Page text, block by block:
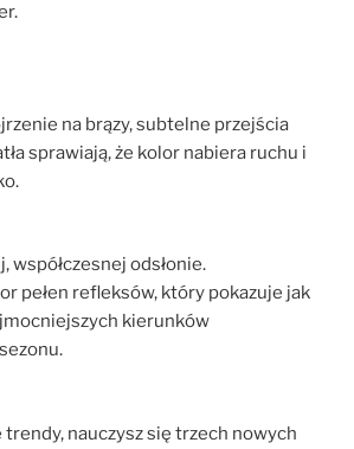
na brązy, subtelne przejścia
sprawiają, że kolor nabiera ruchu i
współczesnej odsłonie.
pełen refleksów, który pokazuje jak
kierunków
trendy, nauczysz się trzech nowych